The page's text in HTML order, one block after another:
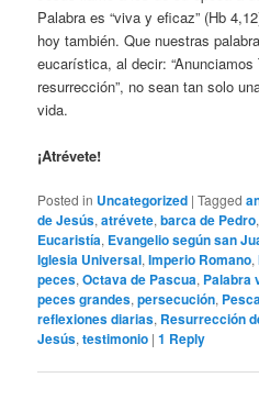
Palabra es “viva y eficaz” (Hb
hoy también. Que nuestras
eucarística, al decir:
resurrección”, no sean tan solo
vida.
¡Atrévete!
Posted in Uncategorized |Tagged
de Jesús,atrévete,barca de Pedro
Eucaristía, Evangelio según san
Iglesia Universal,Imperio Romano,
peces,Octava de Pascua, Palabra
peces grandes,persecución,
reflexiones diarias, Resurrección
Jesús,testimonio |1 Reply